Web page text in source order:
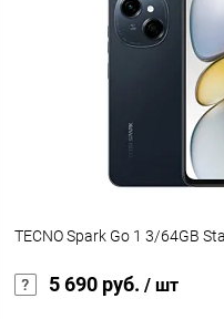
TECNO Spark Go 1 3/64GB
5 690 руб. / шт